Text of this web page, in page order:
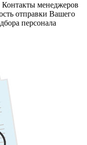
менеджеров
отправки Вашего
персонала